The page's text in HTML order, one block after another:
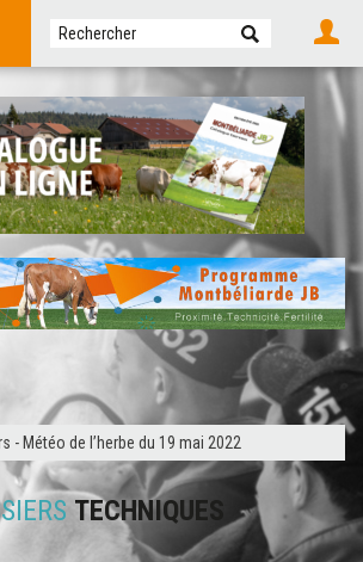
- Météo de l’herbe du 19 mai 2022
TECHNIQUES